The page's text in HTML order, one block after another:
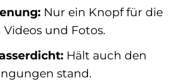
Nur ein Knopf für die
und Fotos.
Hält auch den
stand.